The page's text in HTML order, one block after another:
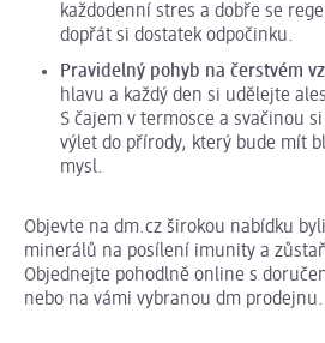
každodenní stres a dobře se
dopřát si dostatek odpočinku.
Pravidelný pohyb na čerstvém
hlavu a každý den si udělejte
S čajem v termosce a svačinou
výlet do přírody, který bude mít
mysl.
Objevte na dm.cz širokou nabídku
minerálů na posílení imunity a
Objednejte pohodlně online s
nebo na vámi vybranou dm prodejnu.